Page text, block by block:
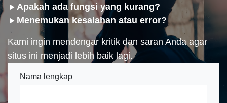
Apakah ada fungsi yang kurang?
Menemukan kesalahan atau error?
Kami ingin mendengar kritik dan saran Anda agar
situs ini menjadi lebih baik lagi.
Nama lengkap